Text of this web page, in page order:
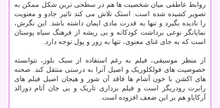
روابط عاطفی میان شخصیت ها هم در سطحی ترین شکل ممکن به
تصویر کشیده شده است. استک تلاش می کند تاثیر جادو و معنویت
را نادیده بگیرد و تنها به قدرت مادی ایمان داشته باشد. این نگرش،
نمایانگر نوعی برداشت کودکانه و بی ریشه از فرهنگ سیاه پوستان
است که به جای غنای معنوی، تنها به زور و پول توجه دارد.
از منظر موسیقی، فیلم به رغم استفاده از سبک بلوز، نتوانسته
خصوصیت های فولکلوریک و اصیل آنرا به درستی منتقل کند. صحنه
های اکشن با خون آشام ها فاقد آن شور و هیجان اصیل فیلم های
رابرت رودریگز است و فیلم برداری تاریک و بی جان آتام دورالد
آرکاپاو هم بر این ضعف افزوده است.